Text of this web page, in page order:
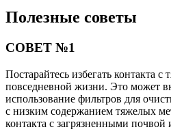
Полезные советы
СОВЕТ №1
Постарайтесь избегать контакта
повседневной жизни. Это может
использование фильтров для
с низким содержанием тяжелых
контакта с загрязненными почвой